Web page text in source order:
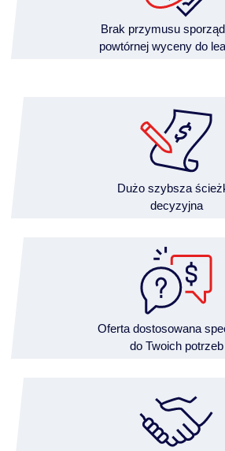
Brak przymusu
powtórnej wyceny do
Dużo szybsza
decyzyjna
Oferta dostosowana
do Twoich potrzeb